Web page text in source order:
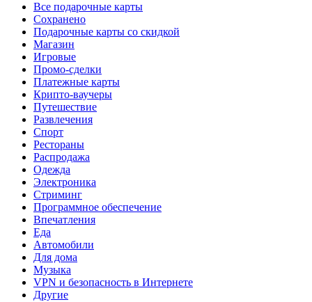
Все подарочные карты
Сохранено
Подарочные карты со скидкой
Магазин
Игровые
Промо-сделки
Платежные карты
Крипто-ваучеры
Путешествие
Развлечения
Спорт
Рестораны
Распродажа
Одежда
Электроника
Стриминг
Программное обеспечение
Впечатления
Еда
Автомобили
Для дома
Музыка
VPN и безопасность в Интернете
Другие